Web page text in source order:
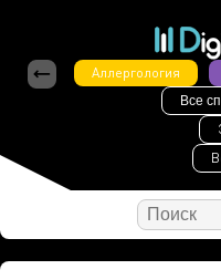
Аллергология
Все